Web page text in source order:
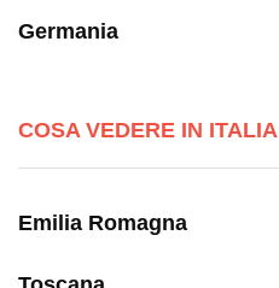
Germania
COSA VEDERE IN ITALIA
Emilia Romagna